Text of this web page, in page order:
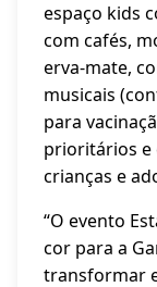
espaço kids
com cafés,
erva-mate,
musicais
para
prioritários e
crianças e
“O evento
cor para a
transformar